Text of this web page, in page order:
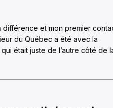
différence et mon premier
du Québec a été avec la
était juste de l’autre côté de